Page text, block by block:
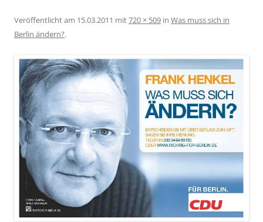
Veröffentlicht am 15.03.2011 mit720 × 509 in Was muss sich in
Berlin ändern?.